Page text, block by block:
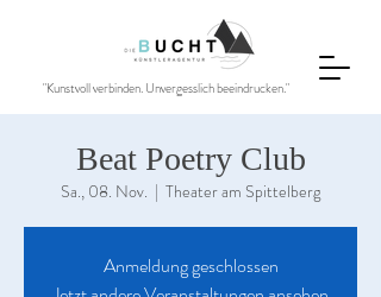
"Kunstvoll verbinden. Unvergesslich beeindrucken."
Beat Poetry Club
Sa., 08. Nov.
  |
Theater am Spittelberg
Anmeldung geschlossen